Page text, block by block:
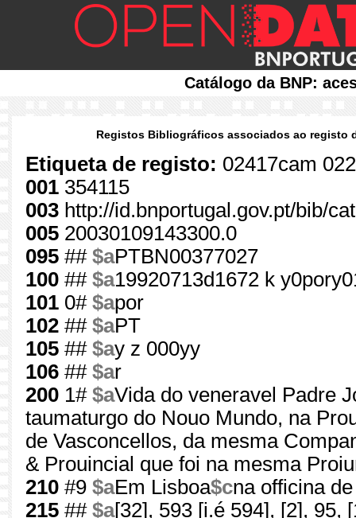
Catálogo da BNP:
Registos Bibliográficos associados ao registo
Etiqueta de registo: 02417cam
001 354115
003 http://id.bnportugal.gov.pt/bib/
005 20030109143300.0
095 ## $aPTBN00377027
100 ## $a19920713d1672 k
101 0# $apor
102 ## $aPT
105 ## $ay z 000yy
106 ## $ar
200 1# $aVida do veneravel Padre
taumaturgo do Nouo Mundo, na
de Vasconcellos, da mesma
& Prouincial que foi na mesma
210 #9 $aEm Lisboa$cna officina
215 ## $a[32], 593 [i.é 594], [2], 95,